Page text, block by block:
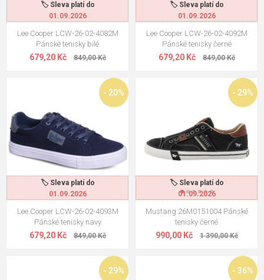
🏷️ Sleva platí do
01.09.2026
Lee Cooper LCW-26-02-4082M
Pánské tenisky bílé
679,20 Kč 849,00 Kč
🏷️ Sleva platí do
01.09.2026
Lee Cooper LCW-26-02-4092M
Pánské tenisky černé
679,20 Kč 849,00 Kč
🏷️ Sleva platí do
01.09.2026
- 20%
Lee Cooper LCW-26-02-4093M
Pánské tenisky navy
679,20 Kč 849,00 Kč
🏷️ Sleva platí do
01.09.2026
- 29%
Mustang 26M0151004 Pánské
tenisky černé
990,00 Kč 1 390,00 Kč
- 29% - 36%